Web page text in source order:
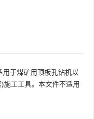
于煤矿用顶板孔钻机以
施工工具。本文件不适用